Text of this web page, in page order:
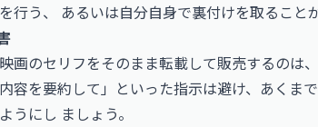
行う、 あるいは自分自身で裏付けを取ること
画のセリフをそのまま転載して販売するのは
容を要約して」といった指示は避け、あくま
うにし ましょう。